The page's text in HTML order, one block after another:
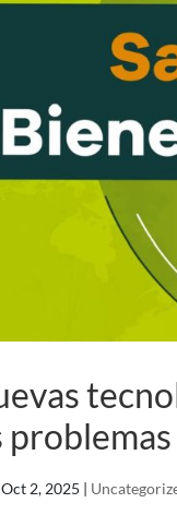
Oct 2, 2025 |